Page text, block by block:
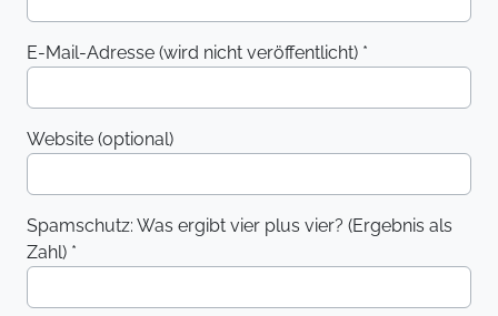
E-Mail-Adresse (wird nicht veröffentlicht) *
Website (optional)
Spamschutz: Was ergibt vier plus vier? (Ergebnis als
Zahl) *